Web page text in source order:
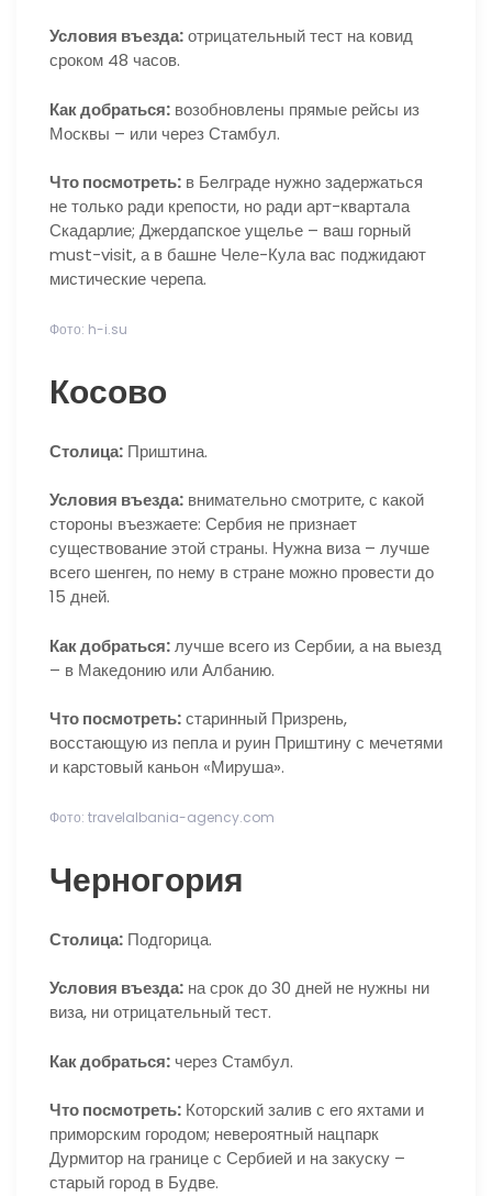
Условия въезда:отрицательный тест на ковид
сроком 48 часов.
Как добраться: возобновлены прямые рейсы из
Москвы – или через Стамбул.
Что посмотреть: в Белграде нужно задержаться
не только ради крепости, но ради арт-квартала
Скадарлие; Джердапское ущелье – ваш горный
must-visit, а в башне Челе-Кула вас поджидают
мистические черепа.
Фото: h-i.su
Косово
Столица: Приштина.
Условия въезда: внимательно смотрите, с какой
стороны въезжаете: Сербия не признает
существование этой страны. Нужна виза – лучше
всего шенген, по нему в стране можно провести до
15 дней.
Как добраться:лучше всего из Сербии, а на выезд
– в Македонию или Албанию.
Что посмотреть:старинный Призрень,
восстающую из пепла и руин Приштину с мечетями
и карстовый каньон «Мируша».
Фото: travelalbania-agency.com
Черногория
Столица: Подгорица.
Условия въезда: на срок до 30 дней не нужны ни
виза, ни отрицательный тест.
Как добраться: через Стамбул.
Что посмотреть: Которский залив с его яхтами и
приморским городом; невероятный нацпарк
Дурмитор на границе с Сербией и на закуску –
старый город в Будве.